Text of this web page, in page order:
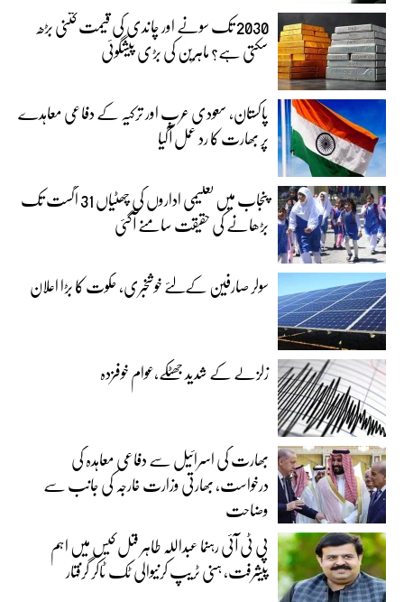
2030 تک سونے اور چاندی کی قیمت کتنی بڑھ
سکتی ہے؟ ماہرین کی بڑی پیشگوئی
پاکستان، سعودی عرب اور ترکیہ کے دفاعی معاہدے
پر بھارت کا رد عمل آگیا
پنجاب میں تعلیمی اداروں کی چھٹیاں 31 اگست تک
بڑھانے کی حقیقت سامنے آگئی
سولر صارفین کےلئے خوشخبری، حکوت کا بڑا اعلان
زلزلے کے شدید جھٹکے،عوام خوفزدہ
بھارت کی اسرائیل سے دفاعی معاہدہ کی
درخواست، بھارتی وزارت خارجہ کی جانب سے
وضاحت
پی ٹی آئی رہنما عبداللہ طاہر قتل کیس میں اہم
پیشرفت، ہنی ٹریپ کرنیوالی ٹک ٹاکر گرفتار